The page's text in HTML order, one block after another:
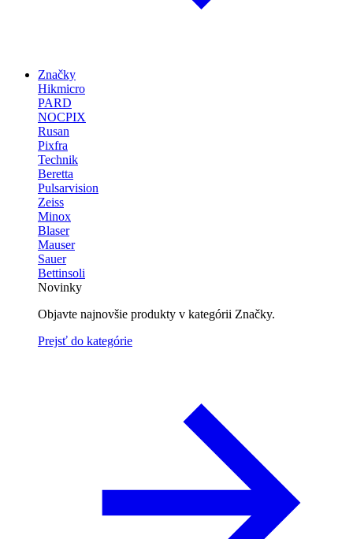
Značky
Hikmicro
PARD
NOCPIX
Rusan
Pixfra
Technik
Beretta
Pulsarvision
Zeiss
Minox
Blaser
Mauser
Sauer
Bettinsoli
Novinky
Objavte najnovšie produkty v kategórii Značky.
Prejsť do kategórie